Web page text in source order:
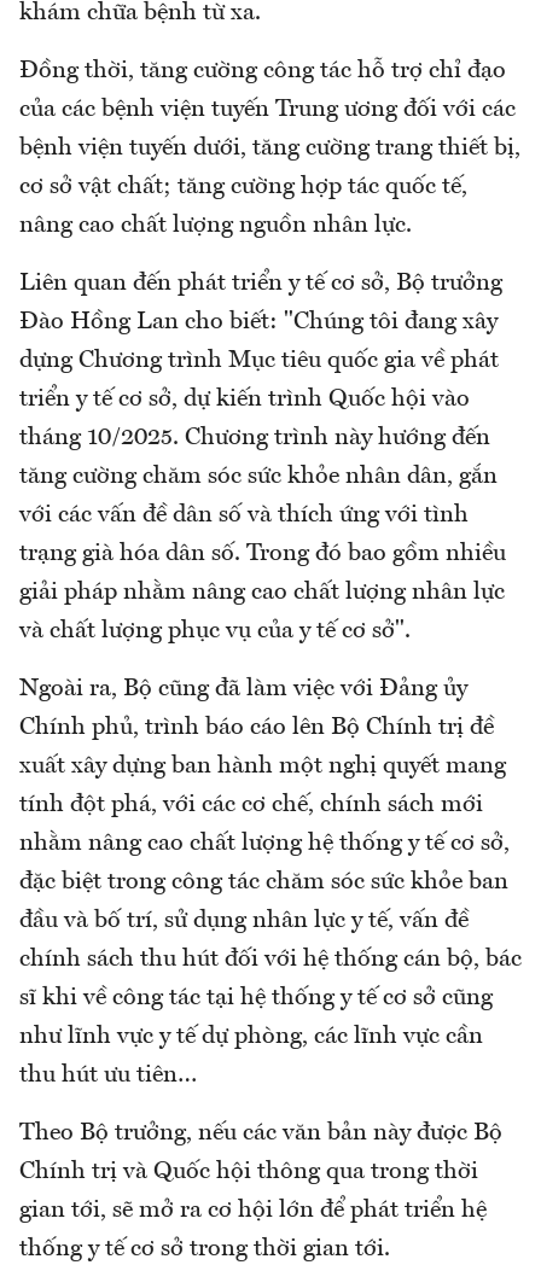
khám chữa bệnh từ xa.
Đồng thời, tăng cường công tác hỗ trợ chỉ đạo
của các bệnh viện tuyến Trung ương đối với các
bệnh viện tuyến dưới, tăng cường trang thiết bị,
cơ sở vật chất; tăng cường hợp tác quốc tế,
nâng cao chất lượng nguồn nhân lực.
Liên quan đến phát triển y tế cơ sở, Bộ trưởng
Đào Hồng Lan cho biết: "Chúng tôi đang xây
dựng Chương trình Mục tiêu quốc gia về phát
triển y tế cơ sở, dự kiến trình Quốc hội vào
tháng 10/2025. Chương trình này hướng đến
tăng cường chăm sóc sức khỏe nhân dân, gắn
với các vấn đề dân số và thích ứng với tình
trạng già hóa dân số. Trong đó bao gồm nhiều
giải pháp nhằm nâng cao chất lượng nhân lực
và chất lượng phục vụ của y tế cơ sở".
Ngoài ra, Bộ cũng đã làm việc với Đảng ủy
Chính phủ, trình báo cáo lên Bộ Chính trị đề
xuất xây dựng ban hành một nghị quyết mang
tính đột phá, với các cơ chế, chính sách mới
nhằm nâng cao chất lượng hệ thống y tế cơ sở,
đặc biệt trong công tác chăm sóc sức khỏe ban
đầu và bố trí, sử dụng nhân lực y tế, vấn đề
chính sách thu hút đối với hệ thống cán bộ, bác
sĩ khi về công tác tại hệ thống y tế cơ sở cũng
như lĩnh vực y tế dự phòng, các lĩnh vực cần
thu hút ưu tiên…
Theo Bộ trưởng, nếu các văn bản này được Bộ
Chính trị và Quốc hội thông qua trong thời
gian tới, sẽ mở ra cơ hội lớn để phát triển hệ
thống y tế cơ sở trong thời gian tới.